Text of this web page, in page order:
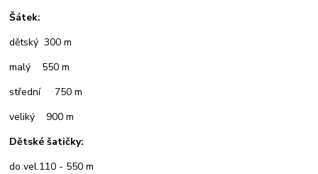
Šátek:
dětský 300 m
malý 550 m
střední 750 m
veliký 900 m
Dětské šatičky:
do vel.110 - 550 m